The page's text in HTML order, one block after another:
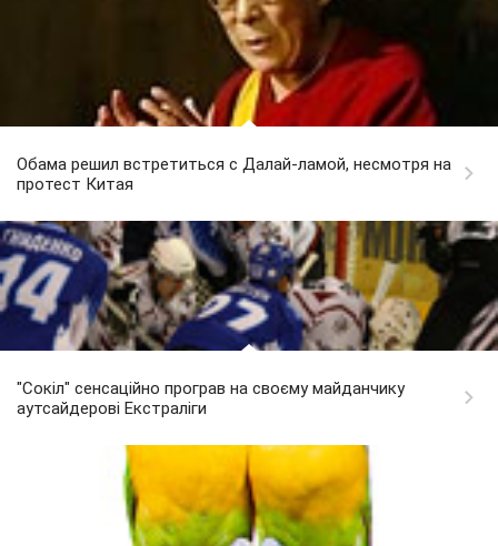
Обама решил встретиться с Далай-ламой, несмотря на
протест Китая
"Сокіл" сенсаційно програв на своєму майданчику
аутсайдерові Екстраліги